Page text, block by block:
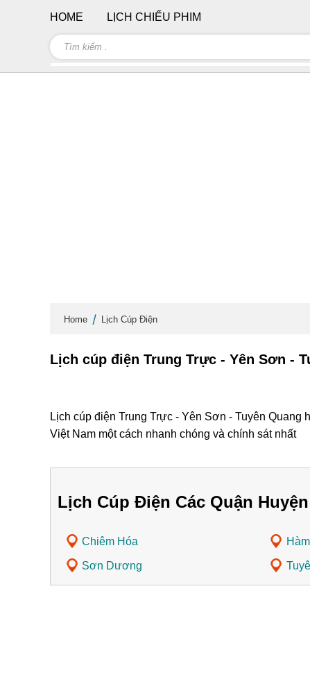
Home Lịch Cúp Điện
Lịch cúp điện Trung Trực - Yên Sơn -
Lịch cúp điện Trung Trực - Yên Sơn - Tuyên
Việt Nam một cách nhanh chóng và chính sát nhất
Lịch Cúp Điện Các Quận
Chiêm Hóa
Sơn Dương
HOME LỊCH CHIẾU PHIM